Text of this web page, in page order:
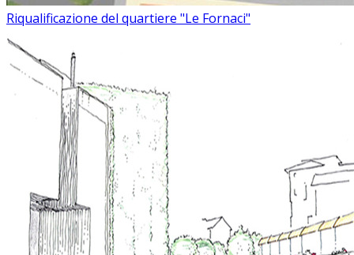
Riqualificazione del quartiere "Le Fornaci"